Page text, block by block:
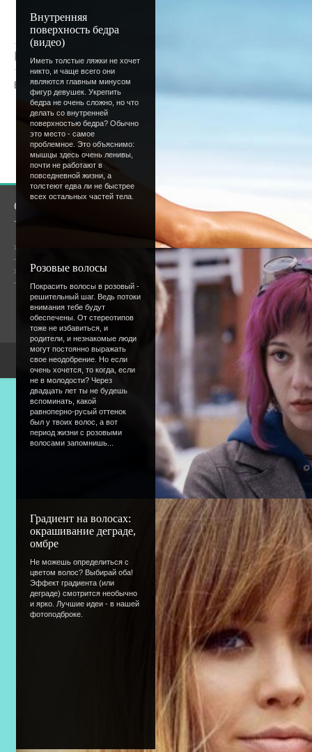
Внутренняя
поверхность бедра
(видео)
Иметь толстые ляжки не хочет
никто, и чаще всего они
являются главным минусом
фигур девушек. Укрепить
бедра не очень сложно, но что
делать со внутренней
поверхностью бедра? Обычно
это место - самое
проблемное. Это объяснимо:
мышцы здесь очень ленивы,
почти не работают в
повседневной жизни, а
толстеют едва ли не быстрее
всех остальных частей тела.
Розовые волосы
Покрасить волосы в розовый -
решительный шаг. Ведь потоки
внимания тебе будут
обеспечены. От стереотипов
тоже не избавиться, и
родители, и незнакомые люди
могут постоянно выражать
свое неодобрение. Но если
очень хочется, то когда, если
не в молодости? Через
двадцать лет ты не будешь
вспоминать, какой
равноперно-русый оттенок
был у твоих волос, а вот
период жизни с розовыми
волосами запомнишь...
Градиент на волосах:
окрашивание деграде,
омбре
Не можешь определиться с
цветом волос? Выбирай оба!
Эффект градиента (или
деграде) смотрится необычно
и ярко. Лучшие идеи - в нашей
фотоподброке.
Просмотров: 1440 |Добавил
Всего комментариев:0
Добавлять комментарии могут
О сайте
Форум
Сообщество
Онлайн всего:
Гостей:4
Пользователей:0
Copyright